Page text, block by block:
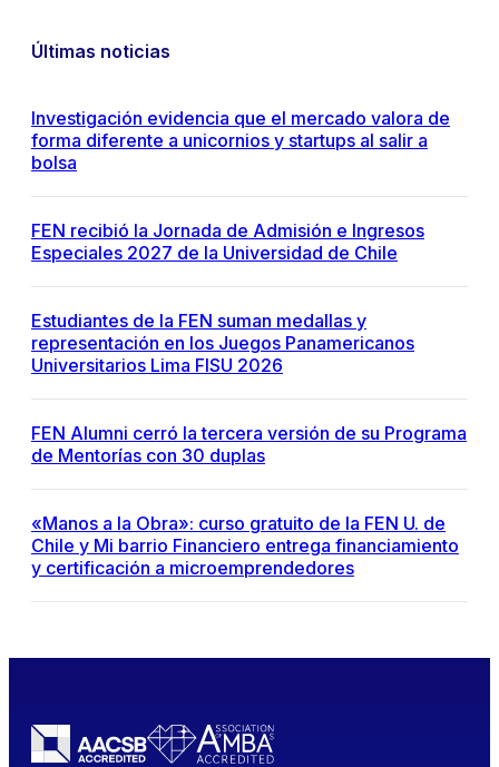
Últimas noticias
Investigación evidencia que el mercado valora de
forma diferente a unicornios y startups al salir a
bolsa
FEN recibió la Jornada de Admisión e Ingresos
Especiales 2027 de la Universidad de Chile
Estudiantes de la FEN suman medallas y
representación en los Juegos Panamericanos
Universitarios Lima FISU 2026
FEN Alumni cerró la tercera versión de su Programa
de Mentorías con 30 duplas
«Manos a la Obra»: curso gratuito de la FEN U. de
Chile y Mi barrio Financiero entrega financiamiento
y certificación a microemprendedores